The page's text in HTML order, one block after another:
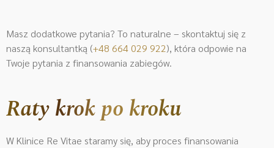
Raty krok po kroku
W Klinice Re Vitae staramy się, aby proces finansowania
Masz dodatkowe pytania? To naturalne – skontaktuj się z
naszą konsultantką (+48 664 029 922), która odpowie na
Twoje pytania z finansowania zabiegów.